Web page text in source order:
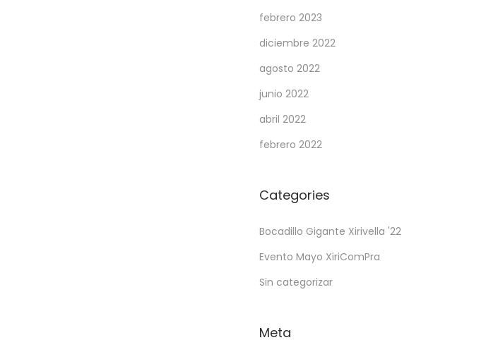
febrero 2023
diciembre 2022
agosto 2022
junio 2022
abril 2022
febrero 2022
Categories
Bocadillo Gigante Xirivella '22
Evento Mayo XiriComPra
Sin categorizar
Meta